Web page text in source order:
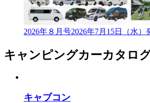
2026年８月号2026年7月15日（水）
キャンピングカーカタログ
キャブコン